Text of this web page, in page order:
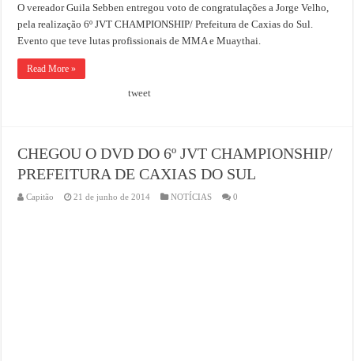
O vereador Guila Sebben entregou voto de congratulações a Jorge Velho,
pela realização 6º JVT CHAMPIONSHIP/ Prefeitura de Caxias do Sul.
Evento que teve lutas profissionais de MMA e Muaythai.
Read More »
tweet
CHEGOU O DVD DO 6º JVT CHAMPIONSHIP/
PREFEITURA DE CAXIAS DO SUL
Capitão 21 de junho de 2014 NOTÍCIAS 0